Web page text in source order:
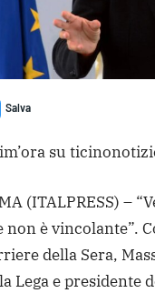
Salva
su
(ITALPRESS) –
non è vincolante”.
della Sera,
Lega e presidente